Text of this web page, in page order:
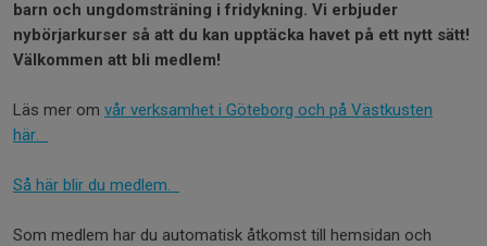
barn och ungdomsträning i fridykning. Vi erbjuder
nybörjarkurser så att du kan upptäcka havet på ett nytt sätt!
Välkommen att bli medlem!
Läs mer om vår verksamhet i Göteborg och på Västkusten
här.
Så här blir du medlem.
Som medlem har du automatisk åtkomst till hemsidan och